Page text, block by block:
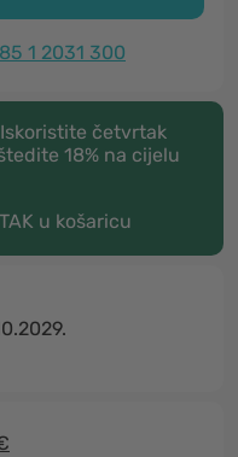
1 2031 300
Iskoristite četvrtak
18% na cijelu
u košaricu